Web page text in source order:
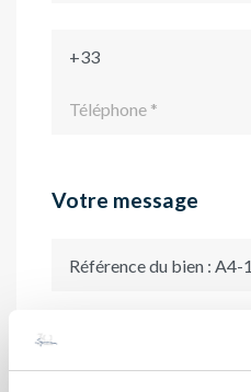
Votre message